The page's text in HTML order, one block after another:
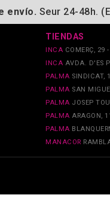
envío. Seur 24-48h.
TIENDAS
INCA COMERÇ, 29
INCA AVDA. D'ES
PALMA SINDICAT,
PALMA SAN
PALMA JOSEP
PALMA ARAGON,
PALMA
MANACOR